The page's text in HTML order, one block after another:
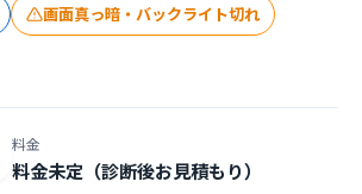
画面真っ暗・バックライト切れ
料金
料金未定（診断後お見積もり）